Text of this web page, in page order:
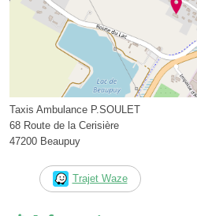
Taxis Ambulance P.SOULET
68 Route de la Cerisière
47200 Beaupuy
Trajet Waze